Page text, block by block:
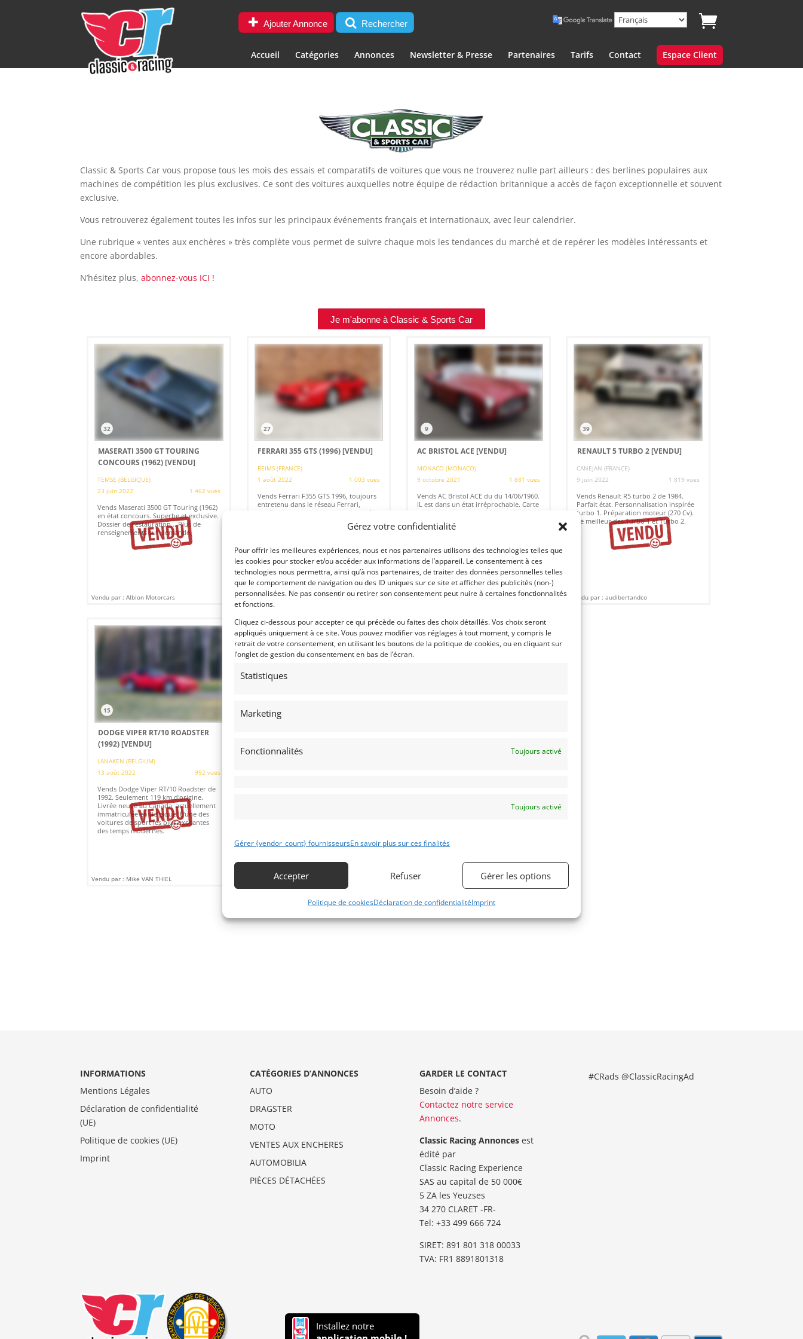
Gérez votre confidentialité
Pour offrir les meilleures expériences, nous et nos partenaires utilisons des technologies telles que
les cookies pour stocker et/ou accéder aux informations de l’appareil. Le consentement à ces
technologies nous permettra, ainsi qu’à nos partenaires, de traiter des données personnelles telles
que le comportement de navigation ou des ID uniques sur ce site et afficher des publicités (non-)
personnalisées. Ne pas consentir ou retirer son consentement peut nuire à certaines fonctionnalités
et fonctions.
Cliquez ci-dessous pour accepter ce qui précède ou faites des choix détaillés. Vos choix seront
appliqués uniquement à ce site. Vous pouvez modifier vos réglages à tout moment, y compris le
retrait de votre consentement, en utilisant les boutons de la politique de cookies, ou en cliquant sur
l’onglet de gestion du consentement en bas de l’écran.
Statistiques
Marketing
Fonctionnalités Toujours activé
Toujours activé
Gérer {vendor_count} fournisseursEn savoir plus sur ces finalités
Accepter Refuser Gérer les options
Politique de cookiesDéclaration de confidentialitéImprint
Ajouter Annonce Rechercher
Accueil Catégories Annonces Newsletter & Presse Partenaires Tarifs Contact Espace Client
Classic & Sports Car vous propose tous les mois des essais et comparatifs de voitures que vous ne trouverez nulle part ailleurs : des berlines populaires aux
machines de compétition les plus exclusives. Ce sont des voitures auxquelles notre équipe de rédaction britannique a accès de façon exceptionnelle et souvent
exclusive.
Vous retrouverez également toutes les infos sur les principaux événements français et internationaux, avec leur calendrier.
Une rubrique « ventes aux enchères » très complète vous permet de suivre chaque mois les tendances du marché et de repérer les modèles intéressants et
encore abordables.
N’hésitez plus,abonnez-vous ICI !
Je m'abonne à Classic & Sports Car
32
MASERATI 3500 GT TOURING
CONCOURS (1962)[VENDU]
TEMSE (BELGIQUE)
23 juin 2022
1 462 vues
Vends Maserati 3500 GT Touring (1962)
en état concours. Superbe et exclusive.
Dossier de restauration... Plus de
renseignements sur demande.
Vendu par : Albion Motorcars
27
FERRARI 355 GTS (1996)[VENDU]
REIMS (FRANCE)
1 août 2022
1 003 vues
Vends Ferrari F355 GTS 1996, toujours
entretenu dans le réseau Ferrari,
entièrement d’origine jamais modifiée,
technique vierge, expertise valeur
Vendu par : Franco LEMBO
9
AC BRISTOL ACE[VENDU]
MONACO (MONACO)
9 octobre 2021
1 881 vues
Vends AC Bristol ACE du du 14/06/1960.
IL est dans un état irréprochable. Carte
renseignements, Merci de nous
contacter.
Vendu par : DPM Motors
39
RENAULT 5 TURBO 2[VENDU]
CANEJAN (FRANCE)
9 juin 2022
1 819 vues
Vends Renault R5 turbo 2 de 1984.
Parfait état. Personnalisation inspirée
turbo 1. Préparation moteur (270 Cv).
Le meilleur des Turbo 1 et Turbo 2.
Vendu par : audibertandco
15
DODGE VIPER RT/10 ROADSTER
(1992)[VENDU]
LANAKEN (BELGIUM)
13 août 2022
992 vues
Vends Dodge Viper RT/10 Roadster de
1992. Seulement 119 km d'origine.
Livrée neuve au Canada, actuellement
immatriculée en Belgique. L'une des
voitures de sport les plus excitantes
des temps modernes.
Vendu par : Mike VAN THIEL
34
Vendu par : MY VINTAGE
INFORMATIONS
Mentions Légales
Déclaration de confidentialité
(UE)
Politique de cookies (UE)
Imprint
CATÉGORIES D’ANNONCES
AUTO
DRAGSTER
MOTO
VENTES AUX ENCHERES
AUTOMOBILIA
PIÈCES DÉTACHÉES
GARDER LE CONTACT
Besoin d’aide ?
Contactez notre service
Annonces.
Classic Racing Annoncesest
édité par
Classic Racing Experience
SAS au capital de 50 000€
5 ZA les Yeuzses
34 270 CLARET -FR-
Tel: ‭+33 499 666 724‬
SIRET: 891 801 318 00033
TVA: FR1 8891801318
#CRads @ClassicRacingAd
Installez notre